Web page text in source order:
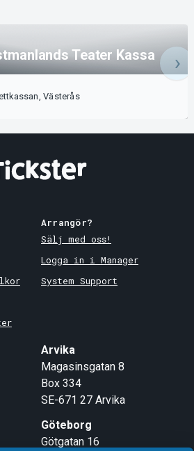
Teater Kassa
Västerås
Arrangör?
Sälj med oss!
Logga in i Manager
System Support
Arvika
Magasinsgatan 8
Box 334
SE-671 27 Arvika
Göteborg
Götgatan 16